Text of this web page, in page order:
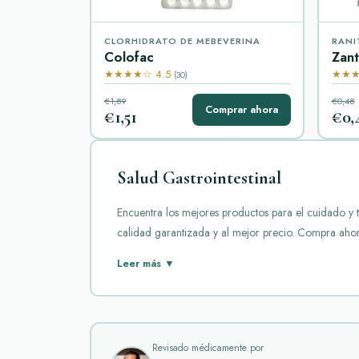
CLORHIDRATO DE MEBEVERINA
Colofac
★★★★☆ 4.5 (30)
€1,89
€1,51 Comprar ahora
€0,48
Salud Gastrointestinal
Encuentra los mejores productos para el cuidado y
calidad garantizada y al mejor precio. Compra
La salud gastrointestinal es fundamental para el
reduciendo la producción de ácido en el
Leer más ▼
Revisado médicamente por